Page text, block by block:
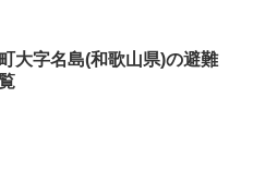
大字名島(和歌山県)の避難